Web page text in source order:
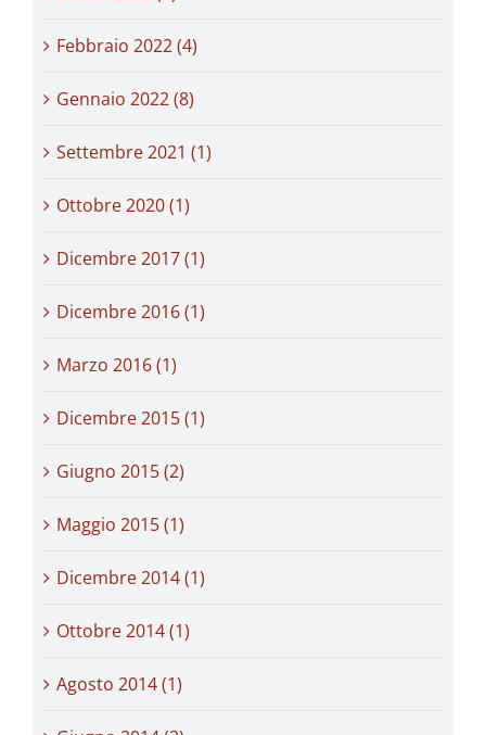
Febbraio 2022 (4)
Gennaio 2022 (8)
Settembre 2021 (1)
Ottobre 2020 (1)
Dicembre 2017 (1)
Dicembre 2016 (1)
Marzo 2016 (1)
Dicembre 2015 (1)
Giugno 2015 (2)
Maggio 2015 (1)
Dicembre 2014 (1)
Ottobre 2014 (1)
Agosto 2014 (1)